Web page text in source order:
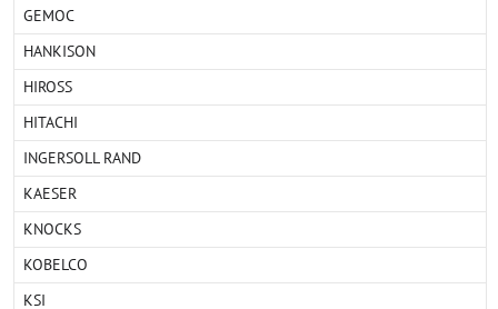
GEMOC
HANKISON
HIROSS
HITACHI
INGERSOLL RAND
KAESER
KNOCKS
KOBELCO
KSI